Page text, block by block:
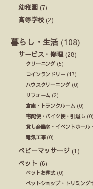
幼稚園 (7)
高等学校 (2)
暮らし・生活 (108)
サービス・修理 (28)
クリーニング(5)
コインランドリー (17)
ハウスクリーニング(0)
リフォーム (2)
倉庫・トランクルーム (0)
宅配便・バイク便・引越し (0)
貸し会議室・イベントホール
電気工事(0)
ベビーマッサージ (1)
ペット (6)
ペットお葬式(0)
ペットショップ・トリミング